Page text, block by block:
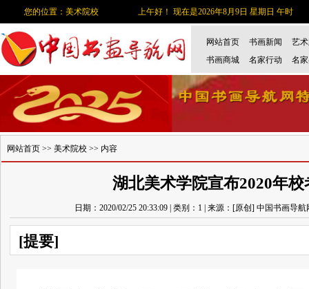
您的位置：美术院校 上午好！ 现在是2026年8月9日 星期日 午时
网站首页 书画新闻
艺
书画商城
名家行动 名
网站首页 >> 美术院校 >> 内容
湖北美术学院宣布2020年校
日期：2020/02/25 20:33:09 | 类别：1 | 来源：[原创] 中国书画导
[提要]